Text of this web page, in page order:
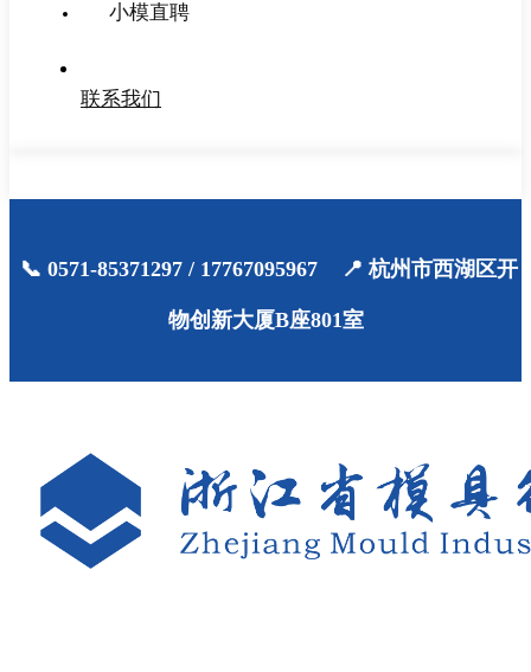
小模直聘
联系我们
📞 0571-85371297 / 17767095967 📍 杭州市西湖区开
物创新大厦B座801室